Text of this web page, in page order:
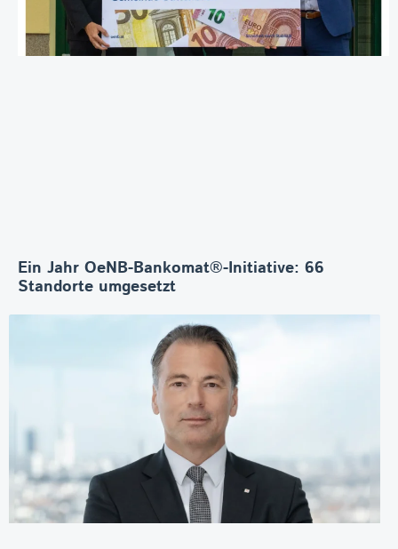
Ein Jahr OeNB-Bankomat®-Initiative: 66
Standorte umgesetzt